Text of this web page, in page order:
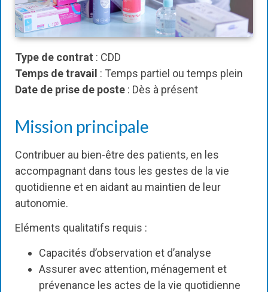
Type de contrat : CDD
Temps de travail : Temps partiel ou temps plein
Date de prise de poste : Dès à présent
Mission principale
Contribuer au bien-être des patients, en les
accompagnant dans tous les gestes de la vie
quotidienne et en aidant au maintien de leur
autonomie.
Eléments qualitatifs requis :
Capacités d’observation et d’analyse
Assurer avec attention, ménagement et
prévenance les actes de la vie quotidienne